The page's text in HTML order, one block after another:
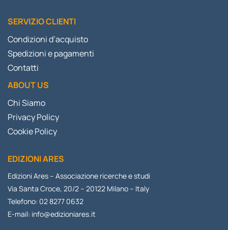
SERVIZIO CLIENTI
Condizioni d’acquisto
Spedizioni e pagamenti
Contatti
ABOUT US
Chi Siamo
Privacy Policy
Cookie Policy
EDIZIONI ARES
Edizioni Ares – Associazione ricerche e studi
Via Santa Croce, 20/2 – 20122 Milano – Italy
Telefono: 02 8277 0632
E-mail: info@edizioniares.it